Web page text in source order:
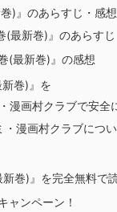
)』のあらすじ・感想
(最新巻)』のあらすじ
(最新巻)』の感想
巻)』を
漫画村クラブで安全
・漫画村クラブにつ
巻)』を完全無料で
ャンペーン！